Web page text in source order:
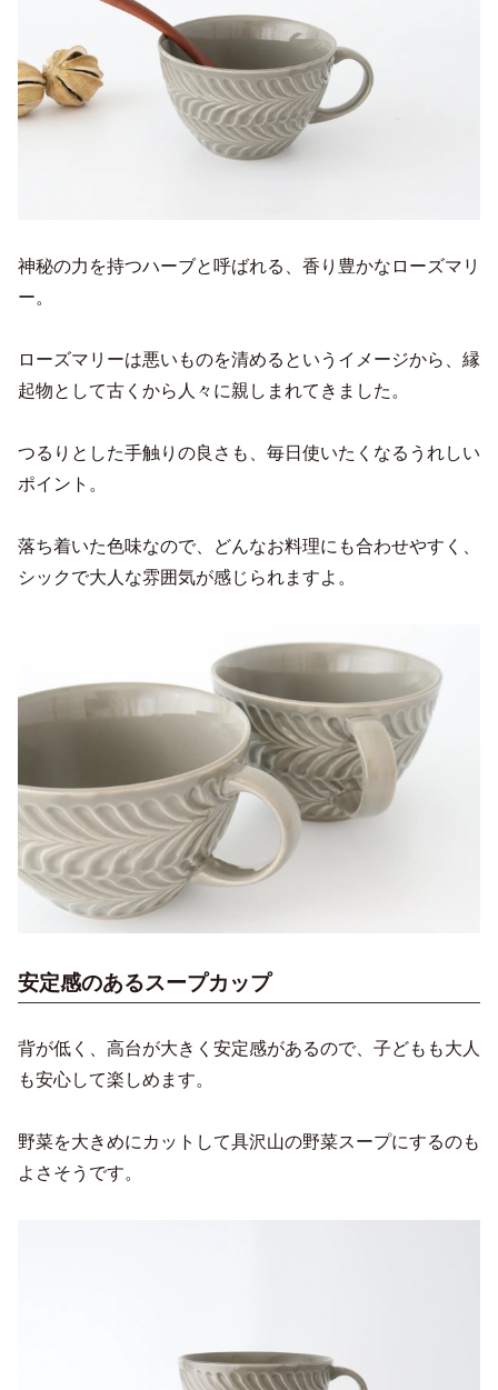
神秘の力を持つハーブと呼ばれる、香り豊かなローズマリ
ー。
ローズマリーは悪いものを清めるというイメージから、縁
起物として古くから人々に親しまれてきました。
つるりとした手触りの良さも、毎日使いたくなるうれしい
ポイント。
落ち着いた色味なので、どんなお料理にも合わせやすく、
シックで大人な雰囲気が感じられますよ。
安定感のあるスープカップ
背が低く、高台が大きく安定感があるので、子どもも大人
も安心して楽しめます。
野菜を大きめにカットして具沢山の野菜スープにするのも
よさそうです。